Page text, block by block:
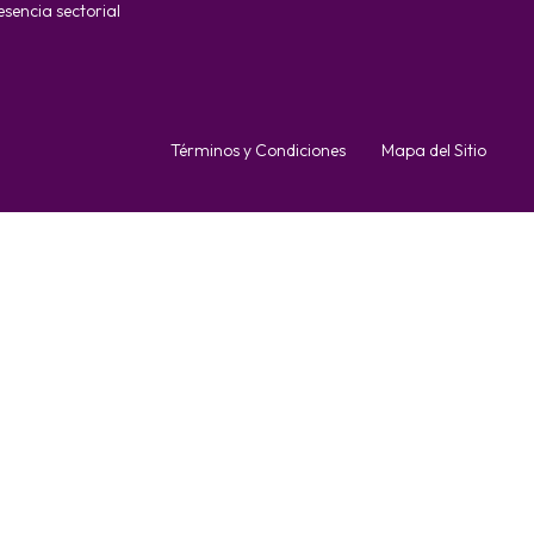
sectorial
Términos y Condiciones Mapa del Sitio